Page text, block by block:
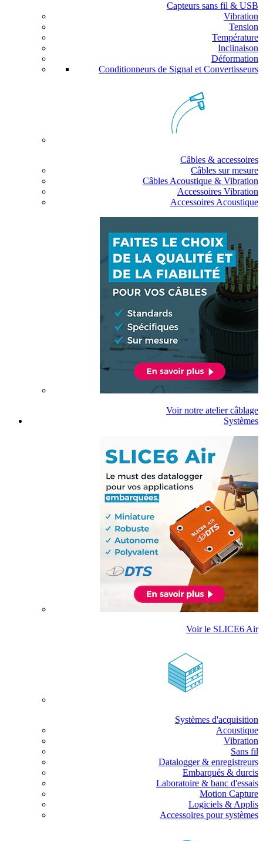
Capteurs sans fil & USB
Vibration
Tension
Température
Inclinaison
Déformation
Conditionneurs de Signal et Convertisseurs
Câbles & accessoires
Câbles sur mesure
Câbles Acoustique & Vibration
Accessoires Vibration
Accessoires Acoustique
Voir notre atelier câblage
Systèmes
Voir le SLICE6 Air
Systèmes d'acquisition
Acoustique
Vibration
Sans fil
Datalogger & enregistreurs
Embarqués & durcis
Laboratoire & banc d'essais
Motion Capture
Logiciels & Applis
Accessoires pour systèmes